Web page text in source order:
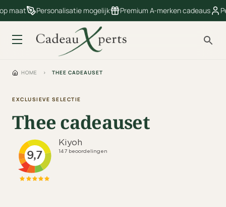
maat Personalisatie mogelijk Premium A-merken cadeaus
HOME › THEE CADEAUSET
EXCLUSIEVE SELECTIE
Thee cadeauset